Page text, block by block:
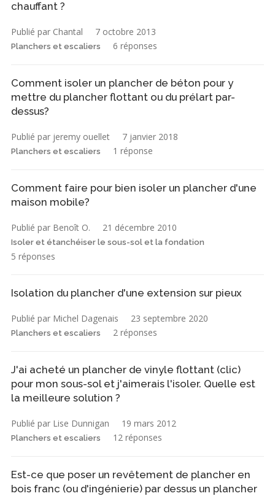
chauffant ?
Publié par Chantal 7 octobre 2013
Planchers et escaliers 6 réponses
Comment isoler un plancher de béton pour y
mettre du plancher flottant ou du prélart par-
dessus?
Publié par jeremy ouellet 7 janvier 2018
Planchers et escaliers 1 réponse
Comment faire pour bien isoler un plancher d'une
maison mobile?
Publié par Benoît O. 21 décembre 2010
Isoler et étanchéiser le sous-sol et la fondation
5 réponses
Isolation du plancher d'une extension sur pieux
Publié par Michel Dagenais 23 septembre 2020
Planchers et escaliers 2 réponses
J'ai acheté un plancher de vinyle flottant (clic)
pour mon sous-sol et j'aimerais l'isoler. Quelle est
la meilleure solution ?
Publié par Lise Dunnigan 19 mars 2012
Planchers et escaliers 12 réponses
Est-ce que poser un revêtement de plancher en
bois franc (ou d'ingénierie) par dessus un plancher